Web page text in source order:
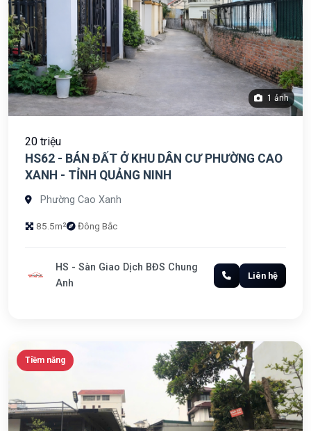
1 ảnh
20 triệu
HS62 - BÁN ĐẤT Ở KHU DÂN CƯ PHƯỜNG CAO
XANH - TỈNH QUẢNG NINH
Phường Cao Xanh
85.5m² Đông Bắc
HS - Sàn Giao Dịch BĐS Chung
Anh
Liên hệ
Tiềm năng